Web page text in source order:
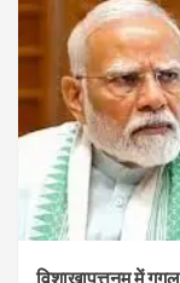
विशाखापत्तनम में